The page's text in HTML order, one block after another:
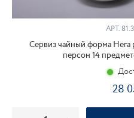
АРТ.
Сервиз чайный форма Нега
персон 14
28